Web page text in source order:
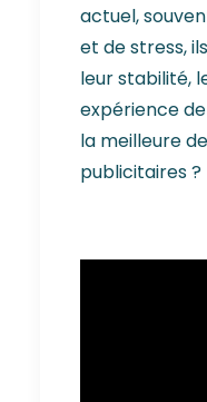
actuel,
et de stress,
leur stabilité,
expérience
la meilleure
publicitaires ?